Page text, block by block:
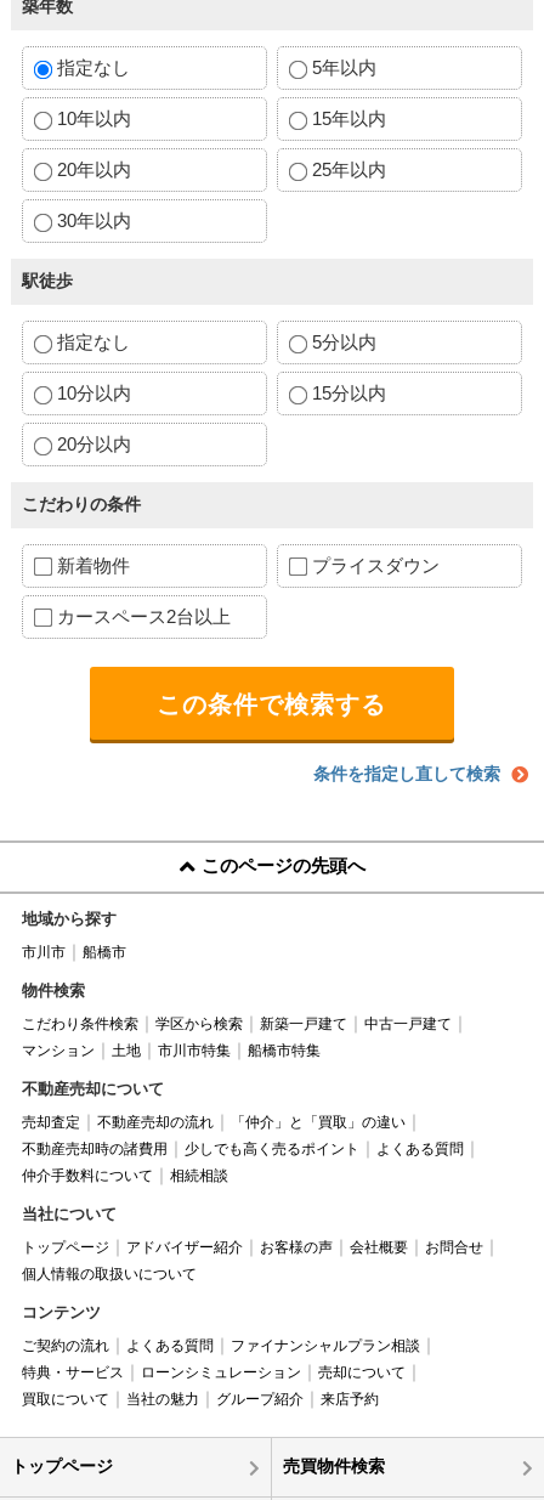
築年数
指定なし 5年以内
10年以内 15年以内
20年以内 25年以内
30年以内
駅徒歩
指定なし 5分以内
10分以内 15分以内
20分以内
こだわりの条件
新着物件 プライスダウン
カースペース2台以上
条件を指定し直して検索
このページの先頭へ
地域から探す
市川市 船橋市
物件検索
こだわり条件検索 学区から検索 新築一戸建て
中古一戸建て
マンション
土地 市川市特集 船橋市特集
不動産売却について
売却査定 不動産売却の流れ
「仲介」と「買取」の違い
不動産売却時の諸費用
少しでも高く売るポイント
よくある質問
仲介手数料について
相続相談
当社について
トップページ アドバイザー紹介 お客様の声 会社概要
お問合せ
個人情報の取扱いについて
コンテンツ
ご契約の流れ よくある質問
ファイナンシャルプラン相談
特典・サービス
ローンシミュレーション
売却について
買取について
当社の魅力 グループ紹介 来店予約
トップページ 売買物件検索